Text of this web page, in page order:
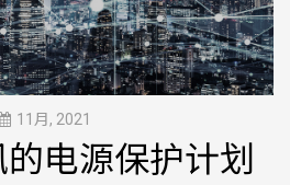
11月, 2021
电源保护计划